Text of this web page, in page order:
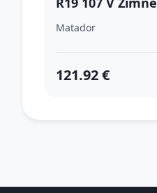
Matador
121.92 €